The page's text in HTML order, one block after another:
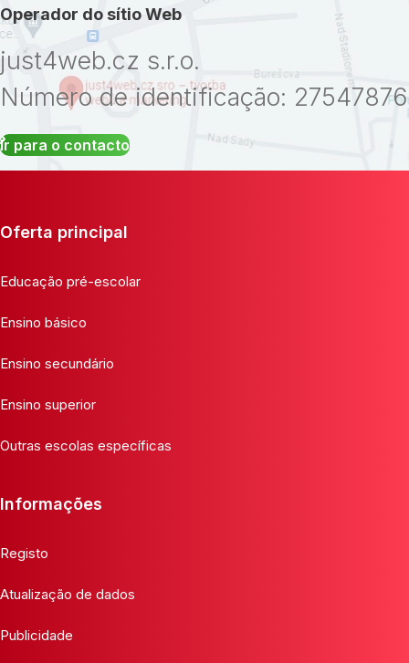
Operador do sítio Web
just4web.cz s.r.o.
Número de identificação: 27547876
Ir para o contacto
Oferta principal
Educação pré-escolar
Ensino básico
Ensino secundário
Ensino superior
Outras escolas específicas
Informações
Registo
Atualização de dados
Publicidade